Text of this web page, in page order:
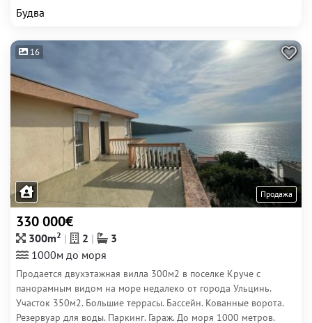
Будва
16
Продажа
330 000€
300m2 2
3
1000м до моря
Продается двухэтажная вилла 300м2 в поселке Круче с
панорамным видом на море недалеко от города Ульцинь.
Участок 350м2. Большие террасы. Бассейн. Кованные ворота.
Резервуар для воды. Паркинг. Гараж. До моря 1000 метров.